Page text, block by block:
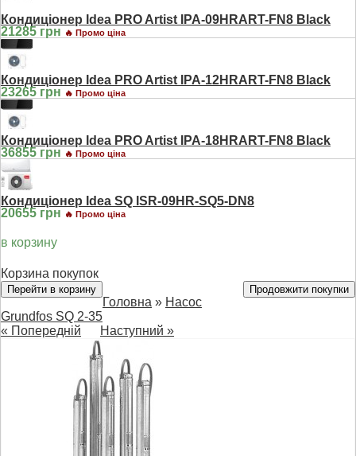
Кондиціонер Idea PRO Artist IPA-09HRART-FN8 Black
21285 грн 🔥 Промо ціна
Кондиціонер Idea PRO Artist IPA-12HRART-FN8 Black
23265 грн 🔥 Промо ціна
Кондиціонер Idea PRO Artist IPA-18HRART-FN8 Black
36855 грн 🔥 Промо ціна
Кондиціонер Idea SQ ISR-09HR-SQ5-DN8
20655 грн 🔥 Промо ціна
в корзину
Корзина покупок
Перейти в корзину Продовжити покупки
Головна » Насос
Grundfos SQ 2-35
« Попередній
Наступний »